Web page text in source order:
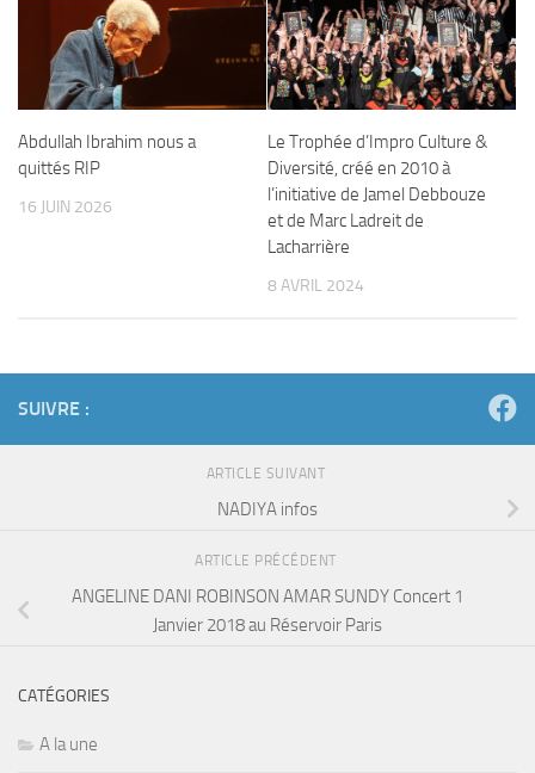
Abdullah Ibrahim nous a
quittés RIP
16 JUIN 2026
Le Trophée d’Impro Culture &
Diversité, créé en 2010 à
l’initiative de Jamel Debbouze
et de Marc Ladreit de
Lacharrière
8 AVRIL 2024
SUIVRE :
ARTICLE SUIVANT
NADIYA infos
ARTICLE PRÉCÉDENT
ANGELINE DANI ROBINSON AMAR SUNDY Concert 1
Janvier 2018 au Réservoir Paris
CATÉGORIES
A la une